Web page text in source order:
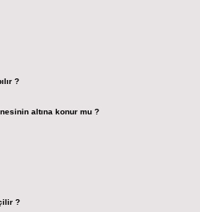
?
altına konur mu ?
?